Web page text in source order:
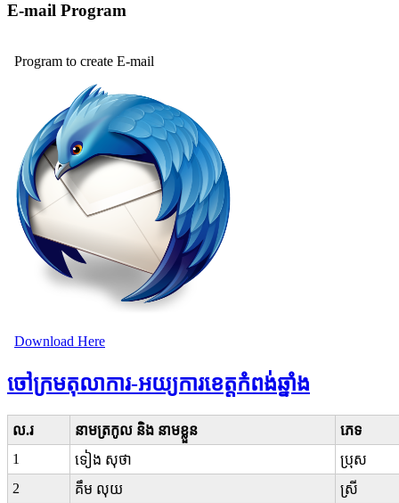
E-mail Program
Program to create E-mail
Download Here
ចៅក្រមតុលាការ-អយ្យការខេត្តកំពង់ឆ្នាំង
ល.រ នាមត្រកូល និង នាមខ្លួន
ភេទ
1
ទៀង សុថា
ប្រុស
2
គឹម លុយ
ស្រី